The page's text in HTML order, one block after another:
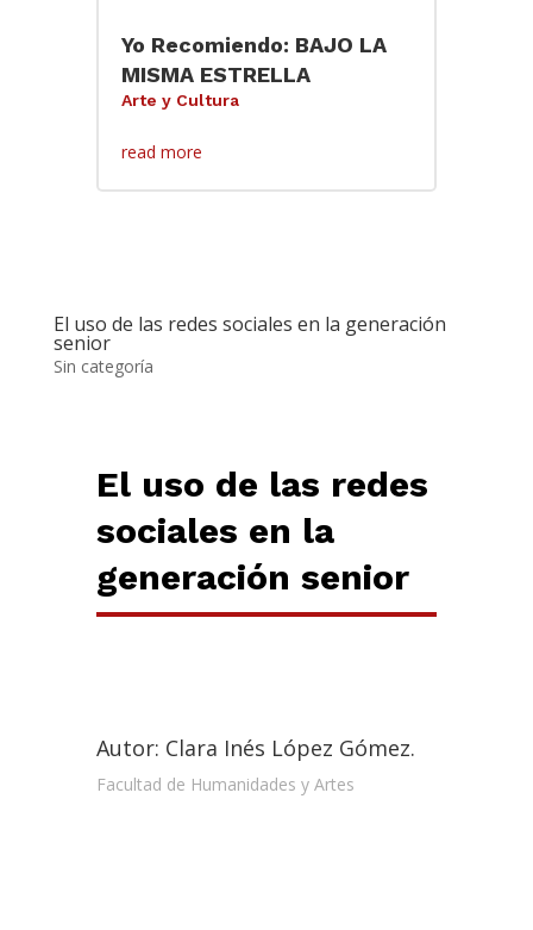
Yo Recomiendo: BAJO LA
MISMA ESTRELLA
Arte y Cultura
read more
El uso de las redes sociales en la generación
senior
Sin categoría
El uso de las redes
sociales en la
generación senior
Autor: Clara Inés López Gómez.
Facultad de Humanidades y Artes